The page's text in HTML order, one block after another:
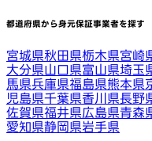
都道府県から身元保証事業者を探す
宮城県秋田県栃木県宮崎
大分県山口県富山県埼玉
馬県兵庫県福島県熊本県
児島県千葉県香川県長野
佐賀県福井県広島県青森
愛知県静岡県岩手県